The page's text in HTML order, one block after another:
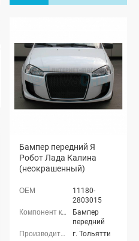
Бампер передний Я
Робот Лада Калина
(неокрашенный)
11180-
2803015
Бампер
передний
г. Тольятти